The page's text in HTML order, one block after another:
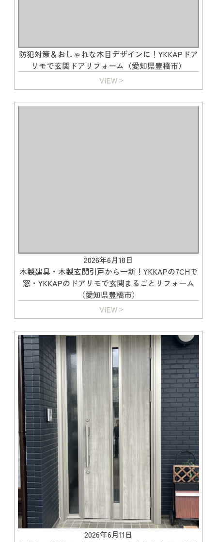
防犯対策＆おしゃれな木目デザインに！YKKAPドア
リモで玄関ドアリフォーム（愛知県豊橋市）
VIEW
2026年6月18日
木製建具・木製玄関引戸から一新！YKKAPの7CHで
窓・YKKAPのドアリモで玄関まるごとリフォーム
（愛知県豊橋市）
VIEW
2026年6月11日